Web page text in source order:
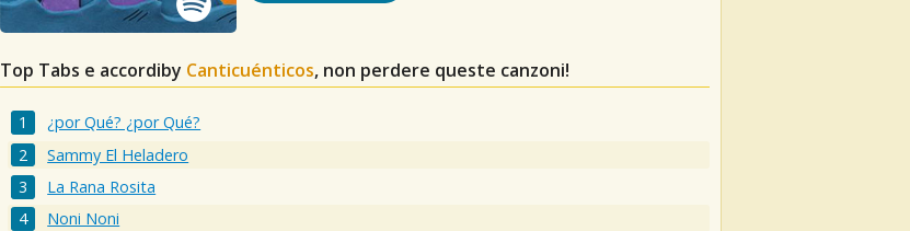
Top Tabs e accordiby Canticuénticos, non perdere queste canzoni!
¿por Qué? ¿por Qué?
Sammy El Heladero
La Rana Rosita
Noni Noni